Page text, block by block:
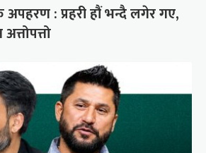
: प्रहरी हौं भन्दै लगेर गए,